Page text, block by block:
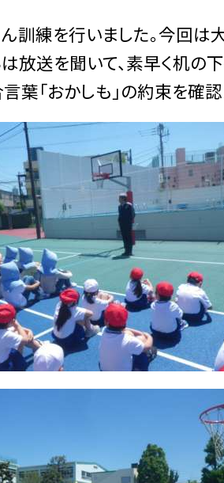
訓練を行いました。今回は
放送を聞いて、素早く机の
葉「おかしも」の約束を確認